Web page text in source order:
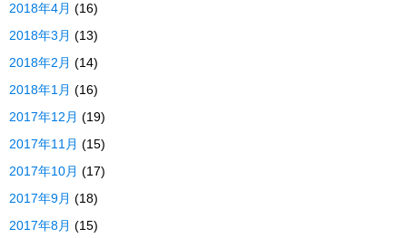
2018年4月 (16)
2018年3月 (13)
2018年2月 (14)
2018年1月 (16)
2017年12月 (19)
2017年11月 (15)
2017年10月 (17)
2017年9月 (18)
2017年8月 (15)